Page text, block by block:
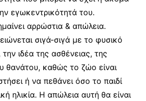
εγωκεντρικότητά του.
αρρώστια & απώλεια.
σιγά-σιγά με το φυσικό
ιδέα της ασθένειας, της
θανάτου, καθώς το ζώο είναι
ή να πεθάνει όσο το παιδί
ηλικία. H απώλεια αυτή θα είναι